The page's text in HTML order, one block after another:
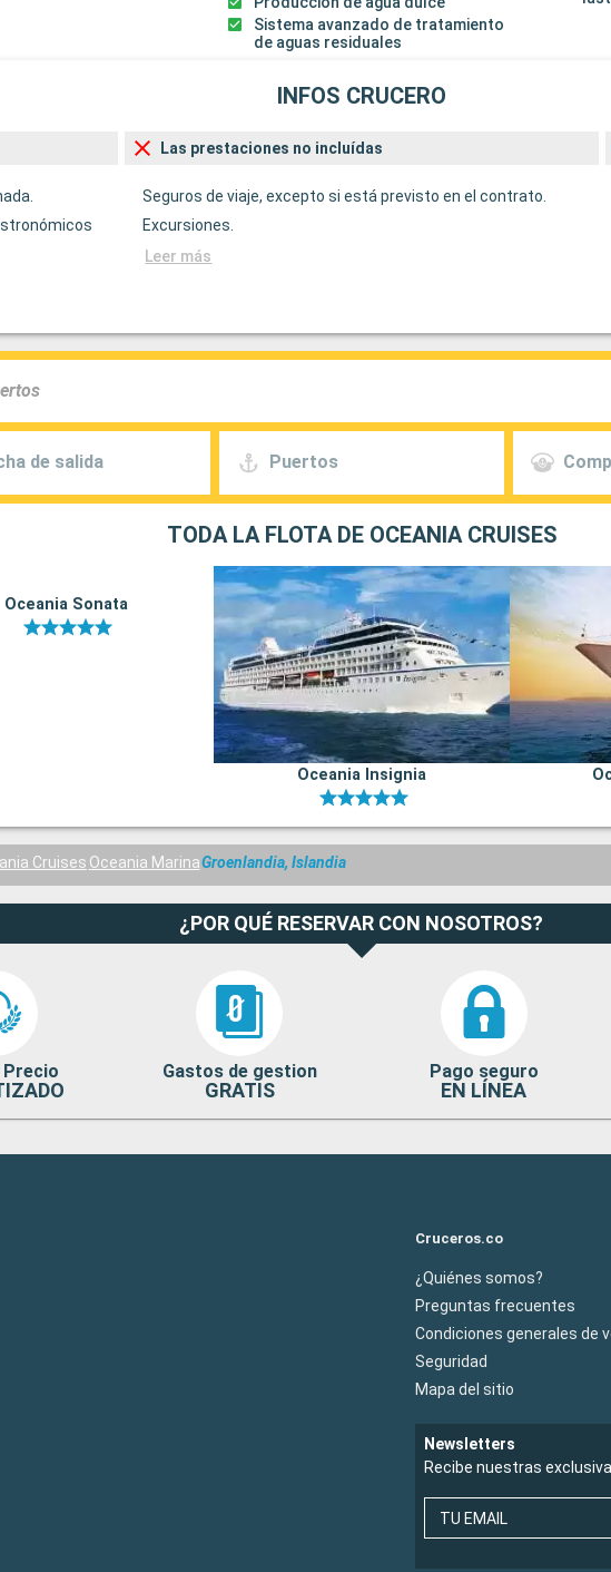
Sistema avanzado de tratamiento
de aguas residuales
INFOS CRUCERO
Las prestaciones no incluídas
Seguros de viaje, excepto si está previsto en el contrato.
Excursiones.
Leer más
de salida Puertos
TODA LA FLOTA DE OCEANIA CRUISES
Oceania Sonata
Oceania Insignia
Cruises Oceania MarinaGroenlandia, Islandia
¿POR QUÉ RESERVAR CON NOSOTROS?
Precio Gastos de gestion
GRATIS
Pago seguro
EN LÍNEA
Cruceros.co
¿Quiénes somos?
Preguntas frecuentes
Condiciones generales de
Seguridad
Mapa del sitio
Newsletters
Recibe nuestras
TU EMAIL